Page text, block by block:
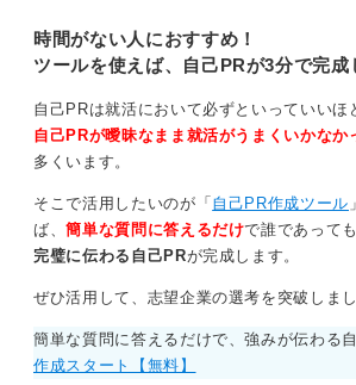
心を込め抑揚をつけて伝えるべし！
相談者さんが書いているように、面接官
いてあるものをそのまま読み上げて欲し
ません。心を込めて抑揚をつけながら
象を与えることができると思います。
自主練習だけではなく、面接官や他の学
に飲み込まれないためにも、模擬面接な
し方を意識してください。
接を突破しましょう。
時間がない人におすすめ！
ツールを使えば、自己PRが3分で完成
自己PRは就活において必ずといっていいほ
自己PRが曖昧なまま就活がうまくいかなか
多くいます。
そこで活用したいのが「 自己PR作成ツール
ば、簡単な質問に答えるだけで誰であっても
完璧に伝わる自己PRが完成します。
ぜひ活用して、志望企業の選考を突破しまし
簡単な質問に答えるだけで、強みが伝わる
作成スタート【無料】